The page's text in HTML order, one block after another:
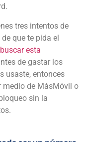
tres intentos de
que te pida el
buscar esta
de gastar los
usaste, entonces
medio de MásMóvil o
sin la